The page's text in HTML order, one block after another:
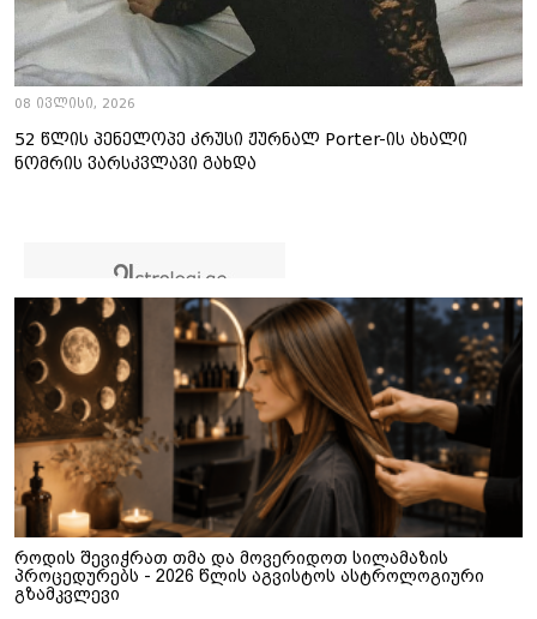
08 ივლისი, 2026
52 წლის პენელოპე კრუსი ჟურნალ Porter-ის ახალი
ნომრის ვარსკვლავი გახდა
როდის შევიჭრათ თმა და მოვერიდოთ სილამაზის
პროცედურებს - 2026 წლის აგვისტოს ასტროლოგიური
გზამკვლევი